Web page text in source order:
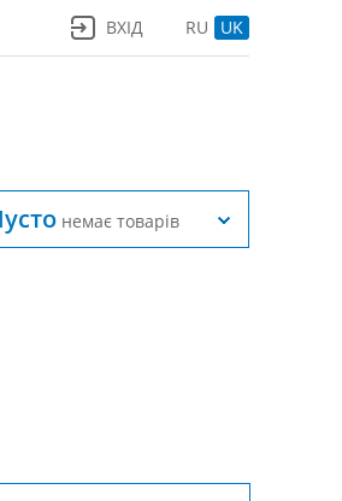
RU UK
ВХІД
немає товарів